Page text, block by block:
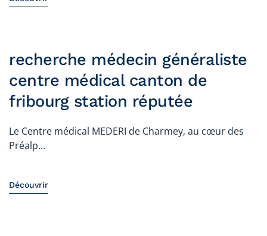
recherche médecin généraliste
centre médical canton de
fribourg station réputée
Le Centre médical MEDERI de Charmey, au cœur des
Préalp…
Découvrir